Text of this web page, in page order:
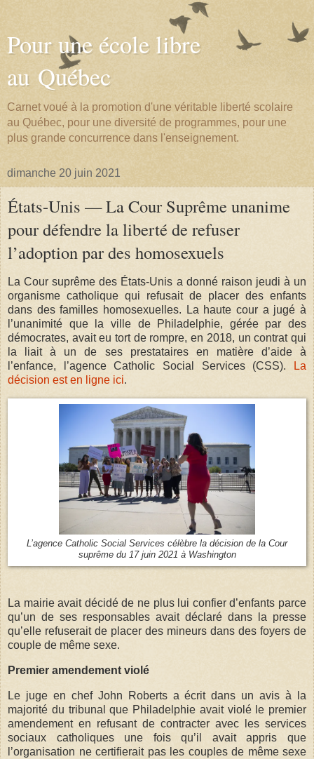
Pour une école libre
au Québec
Carnet voué à la promotion d'une véritable liberté scolaire
au Québec, pour une diversité de programmes, pour une
plus grande concurrence dans l'enseignement.
dimanche 20 juin 2021
États-Unis — La Cour Suprême unanime
pour défendre la liberté de refuser
l’adoption par des homosexuels
La Cour suprême des États-Unis a donné raison jeudi à un
organisme catholique qui refusait de placer des enfants
dans des familles homosexuelles. La haute cour a jugé à
l’unanimité que la ville de Philadelphie, gérée par des
démocrates, avait eu tort de rompre, en 2018, un contrat qui
la liait à un de ses prestataires en matière d’aide à
l’enfance, l’agence Catholic Social Services (CSS).
La
décision est en ligne ici.
L’agence Catholic Social Services célèbre la décision de la Cour
suprême du 17 juin 2021 à Washington
La mairie avait décidé de ne plus lui confier d’enfants parce
qu’un de ses responsables avait déclaré dans la presse
qu’elle refuserait de placer des mineurs dans des foyers de
couple de même sexe.
Premier amendement violé
Le juge en chef John Roberts a écrit dans un avis à la
majorité du tribunal que Philadelphie avait violé le premier
amendement en refusant de contracter avec les services
sociaux catholiques une fois qu’il avait appris que
l’organisation ne certifierait pas les couples de même sexe